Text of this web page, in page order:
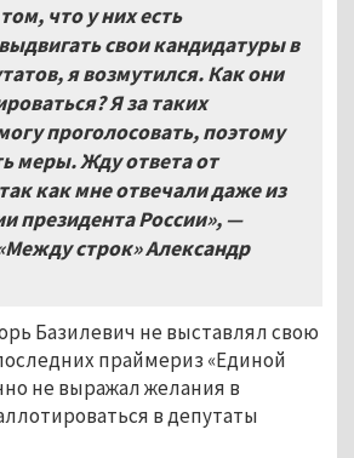
что у них есть
свои кандидатуры в
я возмутился. Как они
Я за таких
проголосовать, поэтому
меры. Жду ответа от
как мне отвечали даже из
президента России», —
строк» Александр
Базилевич не выставлял свою
праймериз «Единой
не выражал желания в
в депутаты